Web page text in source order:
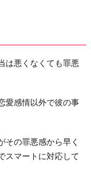
は悪くなくても罪悪
愛感情以外で彼の事
その罪悪感から早く
スマートに対応して